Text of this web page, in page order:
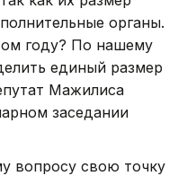
органы.
году? По нашему
единый размер
Мажилиса
заседании
вопросу свою точку